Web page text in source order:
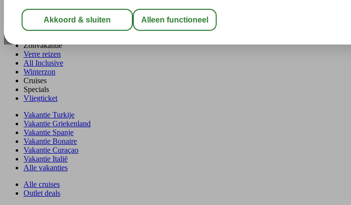
Last minute
Zonvakantie
Verre reizen
All Inclusive
Winterzon
Cruises
Specials
Vliegticket
Vakantie Turkije
Vakantie Griekenland
Vakantie Spanje
Vakantie Bonaire
Vakantie Curaçao
Vakantie Italië
Alle vakanties
Alle cruises
Outlet deals